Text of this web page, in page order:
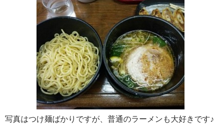
写真はつけ麺ばかりですが、普通のラーメンも大好きです♪